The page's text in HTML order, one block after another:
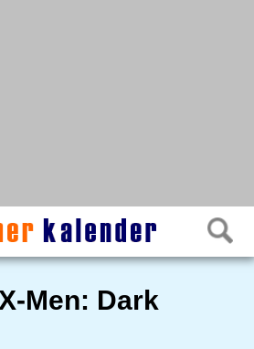
Men: Dark